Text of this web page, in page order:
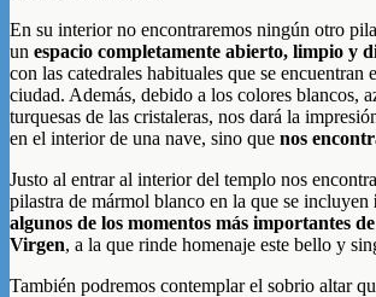
En su interior no encontraremos ningún otro
un espacio completamente abierto, limpio y
con las catedrales habituales que se encuentran
ciudad. Además, debido a los colores blancos,
turquesas de las cristaleras, nos dará la
en el interior de una nave, sino que nos
Justo al entrar al interior del templo nos
pilastra de mármol blanco en la que se incluyen
algunos de los momentos más importantes
Virgen, a la que rinde homenaje este bello y
También podremos contemplar el sobrio altar